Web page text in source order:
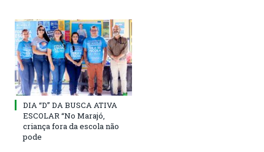
DIA “D” DA BUSCA ATIVA
ESCOLAR “No Marajó,
criança fora da escola não
pode